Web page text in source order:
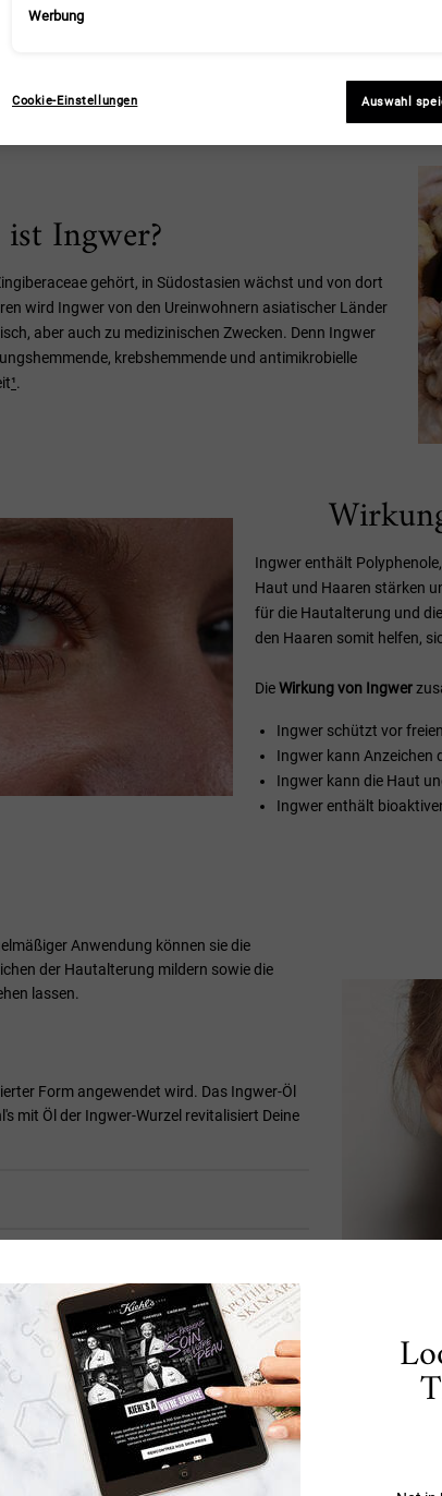
ist Ingwer?
gehört, in Südostasien wächst und von dort
wird Ingwer von den Ureinwohnern asiatischer Länder
aber auch zu medizinischen Zwecken. Denn Ingwer
krebshemmende und antimikrobielle
¹.
Ingwer enthält
Haut und Haaren stärken
für die Hautalterung und
den Haaren somit helfen,
DieWirkung von Ingwer
Ingwer schützt vor
Ingwer kann Anzeichen
Ingwer kann die Haut
Ingwer enthält
Anwendung können sie die
der Hautalterung mildern sowie die
lassen.
Form angewendet wird. Das Ingwer-Öl
mit Öl der Ingwer-Wurzel revitalisiert Deine
MACHEN?
WIRKUNG AUF DIE HAUT?
Straffe,
Deine Haut
Werbung
Cookie-Einstellungen Auswahl